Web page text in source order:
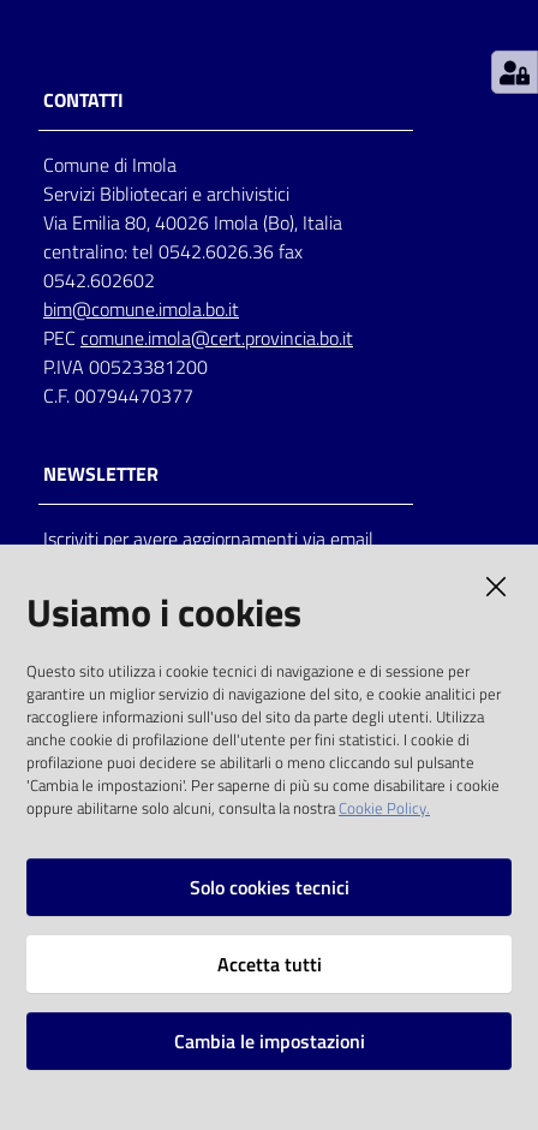
Patto
lettura
Seguici
su
Catalogo
on line
Eventi
Chiedi al
bibliotecario
Orari
CONTATTI
Comune di Imola
Servizi Bibliotecari e archivistici
Via Emilia 80, 40026 Imola (Bo), Italia
centralino: tel 0542.6026.36 fax
0542.602602
bim@comune.imola.bo.it
PEC comune.imola@cert.provincia.bo.it
P.IVA 00523381200
C.F. 00794470377
NEWSLETTER
Iscriviti per avere aggiornamenti via email
solo alle condizioni previste dalla direttiva
comunitaria 2003/98/CE e dal d.lgs. 36/2006
SOCIAL
Instagram
Vai alla pagina
Mappa del sito
Usiamo i cookies
Questo sito utilizza i cookie tecnici di navigazione e di sessione per
garantire un miglior servizio di navigazione del sito, e cookie analitici per
raccogliere informazioni sull'uso del sito da parte degli utenti. Utilizza
anche cookie di profilazione dell'utente per fini statistici. I cookie di
profilazione puoi decidere se abilitarli o meno cliccando sul pulsante
'Cambia le impostazioni'. Per saperne di più su come disabilitare i cookie
oppure abilitarne solo alcuni, consulta la nostraCookie Policy.
Solo cookies tecnici
Accetta tutti
Cambia le impostazioni